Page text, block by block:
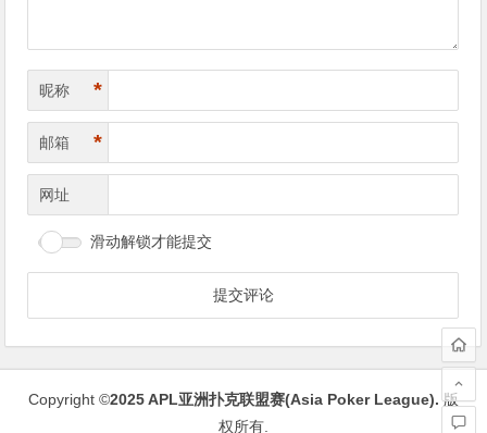
昵称 *
邮箱 *
网址
滑动解锁才能提交
Copyright ©2025APL亚洲扑克联盟赛(Asia Poker League).版
权所有.